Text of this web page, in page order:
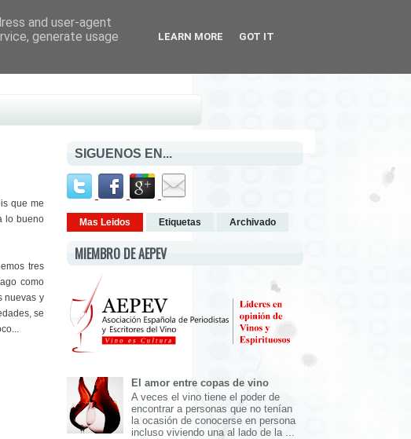
que me
lo bueno
tres
como
nuevas y
se
SIGUENOS EN...
Mas Leidos Etiquetas Archivado
MIEMBRO DE AEPEV
El amor entre copas de vino
A veces el vino tiene el poder de
encontrar a personas que no tenían
la ocasión de conocerse en persona
incluso viviendo una al lado de la ...
and user-agent
generate usage
LEARN MORE GOT IT